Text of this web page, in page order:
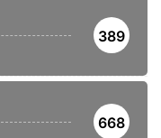
389
668